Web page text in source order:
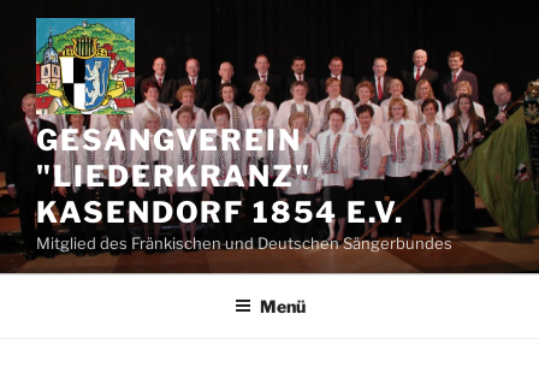
Zum
Inhalt
springen
GESANGVEREIN
"LIEDERKRANZ"
KASENDORF 1854 E.V.
Mitglied des Fränkischen und Deutschen Sängerbundes
Menü